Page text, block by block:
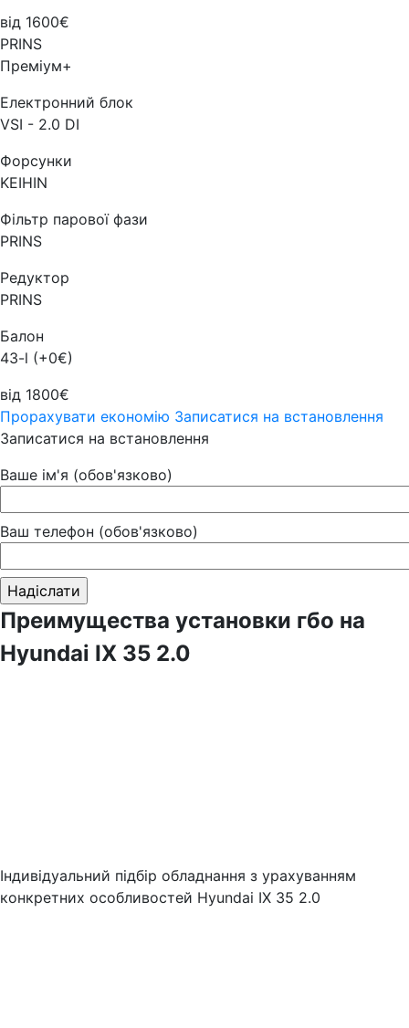
від 1600€
PRINS
Преміум+
Електронний блок
VSI - 2.0 DI
Форсунки
KEIHIN
Фільтр парової фази
PRINS
Редуктор
PRINS
Балон
43-l (+0€)
від 1800€
Прорахувати економію Записатися на встановлення
Записатися на встановлення
Ваше ім'я (обов'язково)
Ваш телефон (обов'язково)
Преимущества установки гбо на
Hyundai IX 35 2.0
Індивідуальний підбір обладнання з урахуванням
конкретних особливостей Hyundai IX 35 2.0